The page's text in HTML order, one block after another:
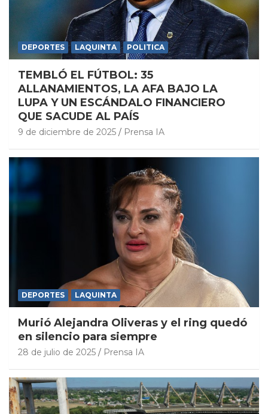
DEPORTES LAQUINTA POLITICA
TEMBLÓ EL FÚTBOL: 35
ALLANAMIENTOS, LA AFA BAJO LA
LUPA Y UN ESCÁNDALO FINANCIERO
QUE SACUDE AL PAÍS
9 de diciembre de 2025 Prensa IA
DEPORTES LAQUINTA
Murió Alejandra Oliveras y el ring quedó
en silencio para siempre
28 de julio de 2025 Prensa IA